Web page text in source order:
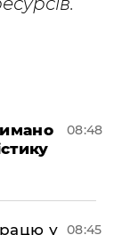
08:48
у 08:45